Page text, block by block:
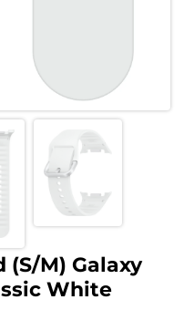
(S/M) Galaxy
White